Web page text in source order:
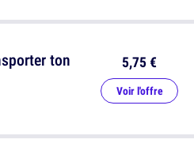
ton
5,75 €
Voir l'offre